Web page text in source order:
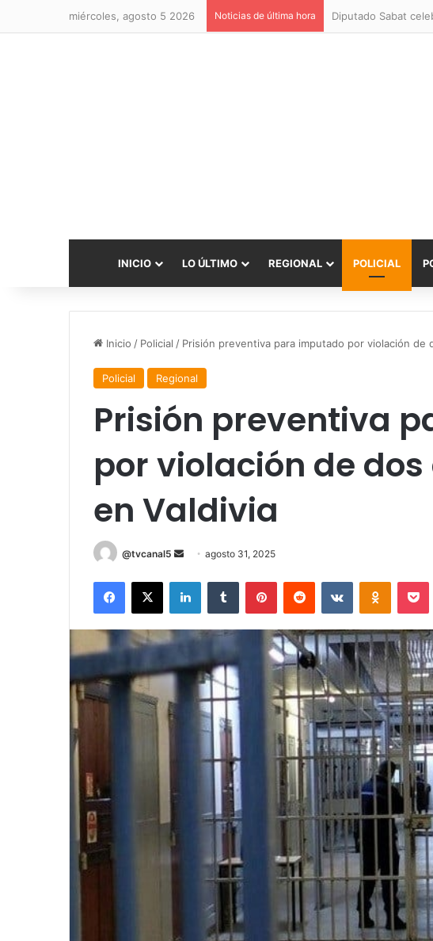
miércoles, agosto 5 2026 Noticias de última hora
INICIO LO ÚLTIMO REGIONAL POLICIAL
Inicio / Policial / Prisión preventiva para imputado por violación de
Policial Regional
Prisión preventiva
por violación de
en Valdivia
@tvcanal5
Send
email
agosto 31, 2025
Facebook
X LinkedInTumblr PinterestReddit VKontakte